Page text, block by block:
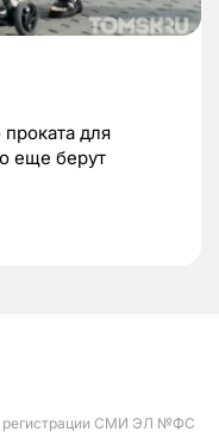
для
еще берут
регистрации СМИ ЭЛ №ФС